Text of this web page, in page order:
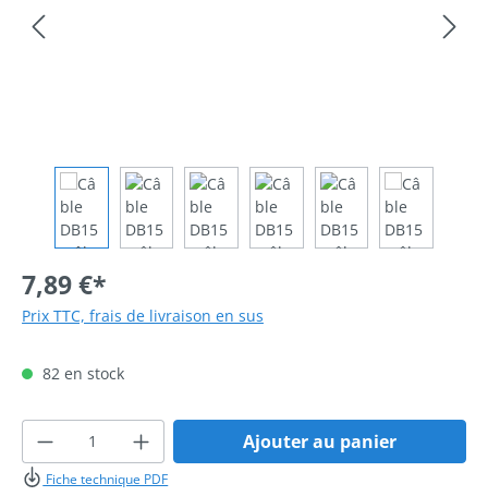
7,89 €*
Prix TTC, frais de livraison en sus
82 en stock
Quantité de produit : Entrez la quantité
Ajouter au panier
Fiche technique PDF